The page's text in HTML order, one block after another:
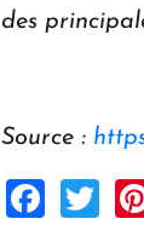
des
Source :